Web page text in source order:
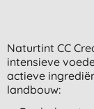
Naturtint CC
intensieve
actieve
landbouw: